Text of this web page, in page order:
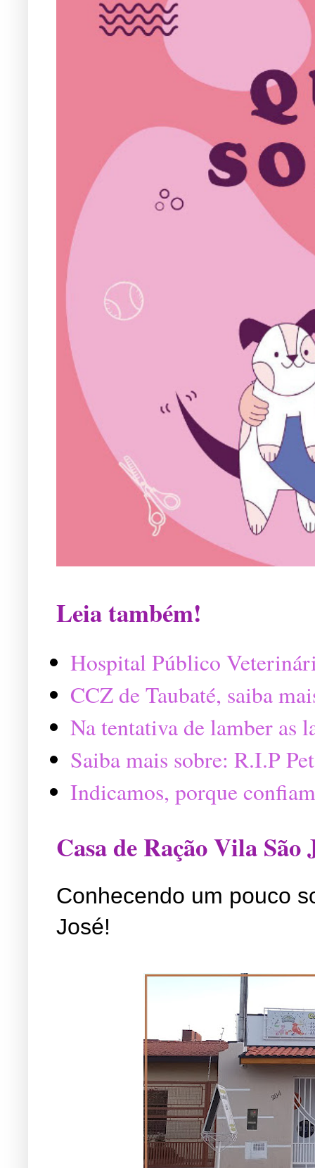
Leia também!
Hospital Público
CCZ de Taubaté, saiba
Na tentativa de lamber as
Saiba mais sobre: R.I.P
Indicamos, porque
Casa de Ração Vila São
Conhecendo um pouco
José!